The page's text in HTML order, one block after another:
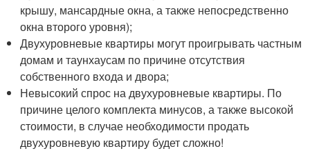
крышу, мансардные окна, а также непосредственно
окна второго уровня);
Двухуровневые квартиры могут проигрывать частным
домам и таунхаусам по причине отсутствия
собственного входа и двора;
Невысокий спрос на двухуровневые квартиры. По
причине целого комплекта минусов, а также высокой
стоимости, в случае необходимости продать
двухуровневую квартиру будет сложно!